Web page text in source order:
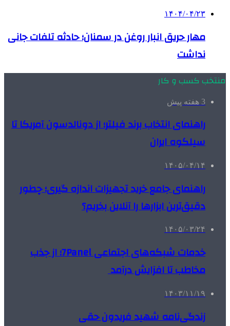
۱۴۰۴/۰۴/۲۳
مهار حریق انبار روغن در سمنان؛ حادثه تلفات جانی
نداشت
منتخب کسب و کار
3 هفته پیش
راهنمای انتخاب برند فیلتر؛ از دونالدسون آمریکا تا
سیلکوه ایران
۱۴۰۵/۰۴/۱۴
راهنمای جامع خرید تجهیزات اندازه گیری؛ چطور
دقیق‌ترین ابزارها را آنلاین بخریم؟
۱۴۰۵/۰۳/۲۴
خدمات شبکه‌های اجتماعی 7Panel؛ از جذب
مخاطب تا افزایش درآمد
۱۴۰۳/۱۱/۱۹
زندگی‌نامه شهید فریدون حقی